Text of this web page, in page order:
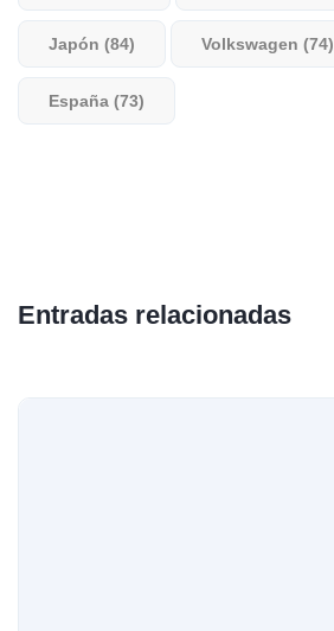
Japón (84) Volkswagen (74)
España (73)
Entradas relacionadas